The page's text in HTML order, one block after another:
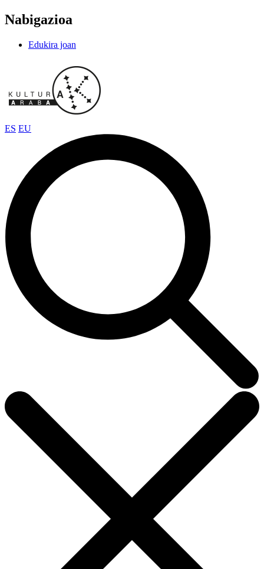
Nabigazioa
Edukira joan
ES EU